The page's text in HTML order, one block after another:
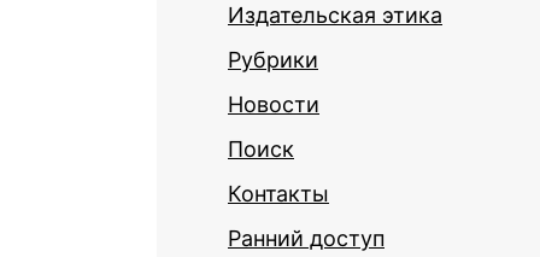
Издательская этика
Рубрики
Новости
Поиск
Контакты
Ранний доступ